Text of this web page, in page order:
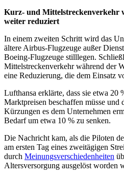
Kurz- und Mittelstreckenverkehr
weiter reduziert
In einem zweiten Schritt wird das
ältere Airbus-Flugzeuge außer
Boeing-Flugzeuge stilllegen.
Mittelstreckenverkehr während der
eine Reduzierung, die dem Einsatz
Lufthansa erklärte, dass sie etwa 20
Marktpreisen beschaffen müsse und
Kürzungen es dem Unternehmen
Bedarf um etwa 10 % zu senken.
Die Nachricht kam, als die Piloten
am ersten Tag eines zweitägigen
durch Meinungsverschiedenheiten
Altersversorgung ausgelöst worden